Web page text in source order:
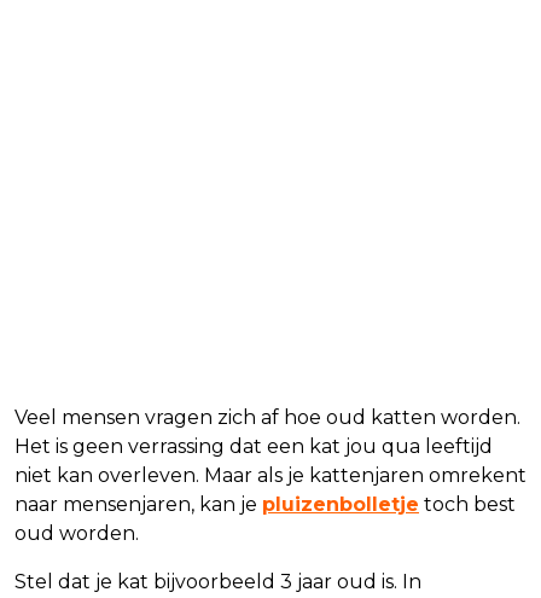
Veel mensen vragen zich af hoe oud katten worden.
Het is geen verrassing dat een kat jou qua leeftijd
niet kan overleven. Maar als je kattenjaren omrekent
naar mensenjaren, kan je pluizenbolletje toch best
oud worden.
Stel dat je kat bijvoorbeeld 3 jaar oud is. In